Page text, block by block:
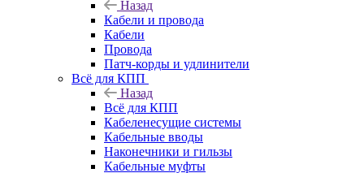
Назад
Кабели и провода
Кабели
Провода
Патч-корды и удлинители
Всё для КПП
Назад
Всё для КПП
Кабеленесущие системы
Кабельные вводы
Наконечники и гильзы
Кабельные муфты